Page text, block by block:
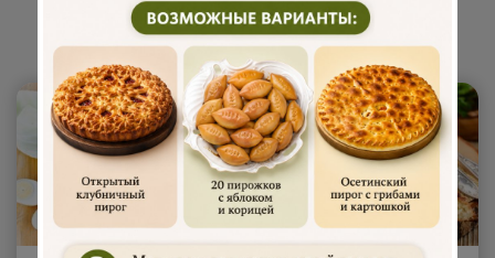
Сытные пироги 1 кг "Райский
пирожок"